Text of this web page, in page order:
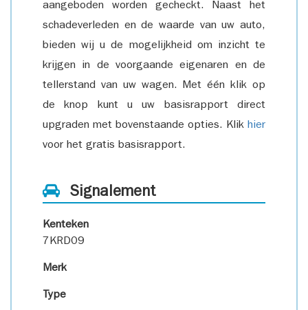
aangeboden worden gecheckt. Naast het
schadeverleden en de waarde van uw auto,
bieden wij u de mogelijkheid om inzicht te
krijgen in de voorgaande eigenaren en de
tellerstand van uw wagen. Met één klik op
de knop kunt u uw basisrapport direct
upgraden met bovenstaande opties. Klik hier
voor het gratis basisrapport.
Signalement
Kenteken
7KRD09
Merk
Type